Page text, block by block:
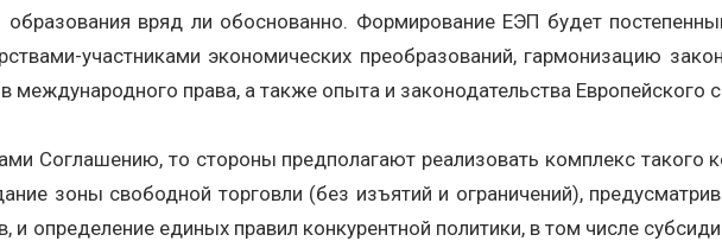
образования вряд ли обоснованно. Формирование ЕЭП будет
участниками экономических преобразований, гармонизацию
права, а также опыта и законодательства Европейского
Соглашению, то стороны предполагают реализовать комплекс такого
зоны свободной торговли (без изъятий и ограничений),
определение единых правил конкурентной политики, в том числе